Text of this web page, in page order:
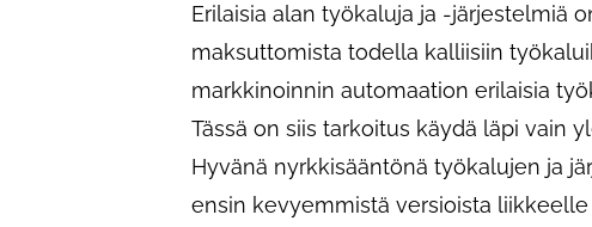
Erilaisia alan työkaluja ja -järjestelmiä
maksuttomista todella kalliisiin
markkinoinnin automaation erilaisia
Tässä on siis tarkoitus käydä läpi vain
Hyvänä nyrkkisääntönä työkalujen ja
ensin kevyemmistä versioista